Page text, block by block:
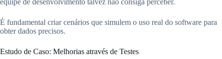
É fundamental criar cenários que simulem o uso real do software para
obter dados precisos.
Estudo de Caso: Melhorias através de Testes